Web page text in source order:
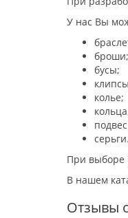
У нас Вы
броши;
бусы;
колье;
серьги.
При выборе
В нашем
Отзывы